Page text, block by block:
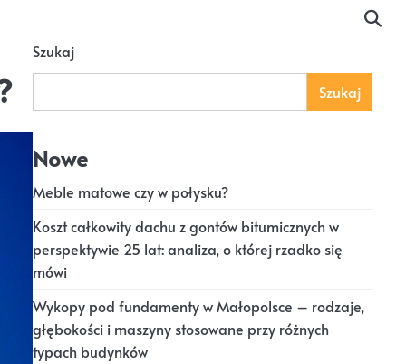
Szukaj
Szukaj
Nowe
Meble matowe czy w połysku?
Koszt całkowity dachu z gontów bitumicznych w
perspektywie 25 lat: analiza, o której rzadko się
mówi
Wykopy pod fundamenty w Małopolsce – rodzaje,
głębokości i maszyny stosowane przy różnych
typach budynków